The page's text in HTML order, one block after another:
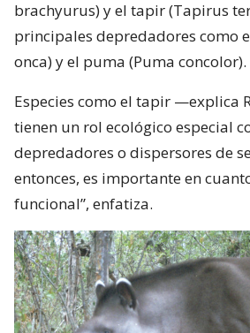
brachyurus) y el tapir (Tapirus
principales depredadores como
onca) y el puma (Puma concolor).
Especies como el tapir —explica
tienen un rol ecológico especial
depredadores o dispersores de
entonces, es importante en
funcional”, enfatiza.